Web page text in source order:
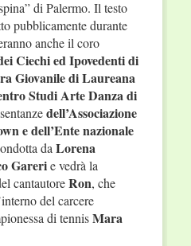
di Palermo. Il testo
pubblicamente durante
anche il coro
Ciechi ed Ipovedenti di
Giovanile di Laureana
Studi Arte Danza di
dell’Associazione
e dell’Ente nazionale
da Lorena
Garerie vedrà la
cantautoreRon, che
del carcere
di tennisMara